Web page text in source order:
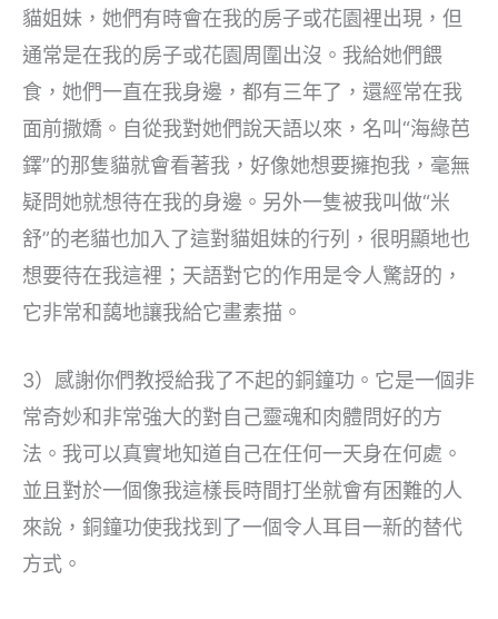
貓姐妹，她們有時會在我的房子或花園裡出現，但
通常是在我的房子或花園周圍出沒。我給她們餵
食，她們一直在我身邊，都有三年了，還經常在我
面前撒嬌。自從我對她們說天語以來，名叫“海綠芭
鐸”的那隻貓就會看著我，好像她想要擁抱我，毫無
疑問她就想待在我的身邊。另外一隻被我叫做“米
舒”的老貓也加入了這對貓姐妹的行列，很明顯地也
想要待在我這裡；天語對它的作用是令人驚訝的，
它非常和藹地讓我給它畫素描。
3）感謝你們教授給我了不起的銅鐘功。它是一個非
常奇妙和非常強大的對自己靈魂和肉體問好的方
法。我可以真實地知道自己在任何一天身在何處。
並且對於一個像我這樣長時間打坐就會有困難的人
來說，銅鐘功使我找到了一個令人耳目一新的替代
方式。